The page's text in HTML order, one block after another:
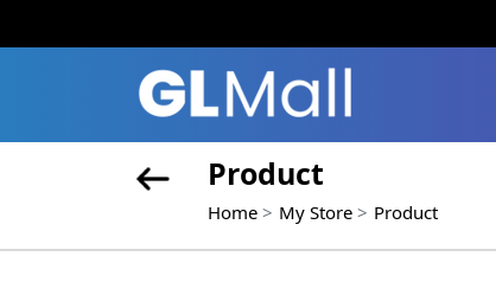
Product
Home My Store Product